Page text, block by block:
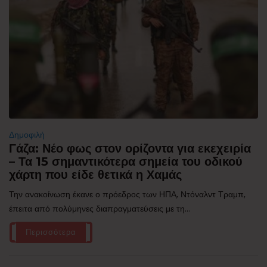
Δημοφιλή
Γάζα: Νέο φως στον ορίζοντα για εκεχειρία
– Τα 15 σημαντικότερα σημεία του οδικού
χάρτη που είδε θετικά η Χαμάς
Την ανακοίνωση έκανε ο πρόεδρος των ΗΠΑ, Ντόναλντ Τραμπ,
έπειτα από πολύμηνες διαπραγματεύσεις με τη...
Περισσότερα